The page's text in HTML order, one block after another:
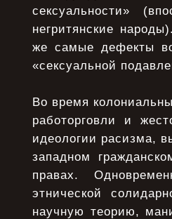
сексуальности»
негритянские
же самые дефекты
«сексуальной
Во время
работорговли и
идеологии расизма,
западном
правах.
этнической
научную теорию,